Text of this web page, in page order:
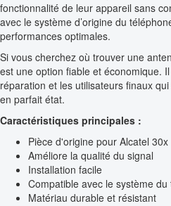
fonctionnalité de leur appareil sans
avec le système d’origine du
performances optimales.
Si vous cherchez où trouver une
est une option fiable et économique.
réparation et les utilisateurs finaux
en parfait état.
Caractéristiques principales :
Pièce d'origine pour Alcatel 30x
Améliore la qualité du signal
Installation facile
Compatible avec le système
Matériau durable et résistant